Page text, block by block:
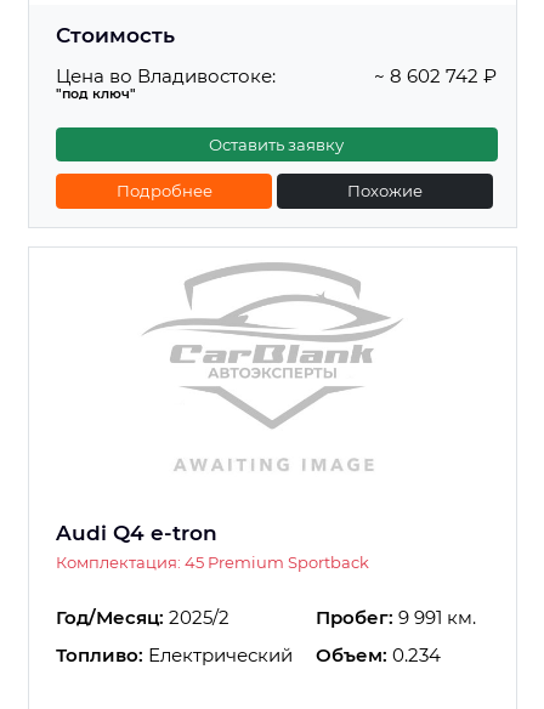
Стоимость
Цена во Владивостоке:
"под ключ"
~ 8 602 742 ₽
Оставить заявку
Подробнее Похожие
Audi Q4 e-tron
Комплектация: 45 Premium Sportback
Год/Месяц: 2025/2 Пробег: 9 991 км.
Топливо: Електрический Объем: 0.234